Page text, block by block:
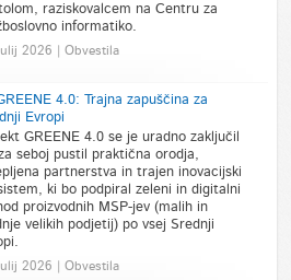
raziskovalcem na Centru za
informatiko.
2026 | Obvestila
4.0: Trajna zapuščina za
Evropi
GREENE 4.0 se je uradno zaključil
seboj pustil praktična orodja,
partnerstva in trajen inovacijski
ki bo podpiral zeleni in digitalni
proizvodnih MSP-jev (malih in
velikih podjetij) po vsej Srednji
2026 | Obvestila